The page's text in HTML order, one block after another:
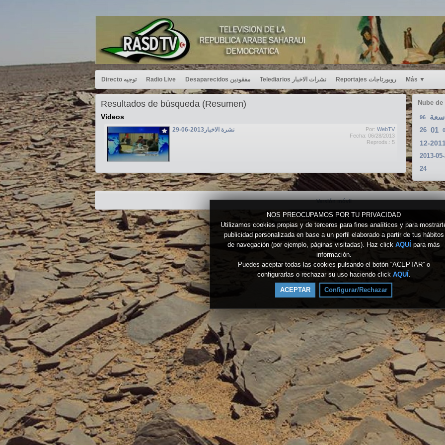
NOS PREOCUPAMOS POR TU PRIVACIDAD
Utilizamos cookies propias y de terceros para fines analíticos y para
publicidad personalizada en base a un perfil elaborado a partir de tus hábitos
de navegación (por ejemplo, páginas visitadas). Haz click AQUÍ para más
información.
Puedes aceptar todas las cookies pulsando el botón “ACEPTAR” o
configurarlas o rechazar su uso haciendo click AQUÍ .
ACEPTAR Configurar/Rechazar
Directo توجيه Radio Live Desaparecidos مفقودين Telediarios نشرات الاخبار Reportajes روبورتاجات Más ▼
Nube de
96
26 01
2013-
24
Resultados de búsqueda (Resumen)
Vídeos
Por: WebTV
Fecha: 06/28/2013
Reprods.: 5
نشرة الاخبار2013-06-29
Versión móvil